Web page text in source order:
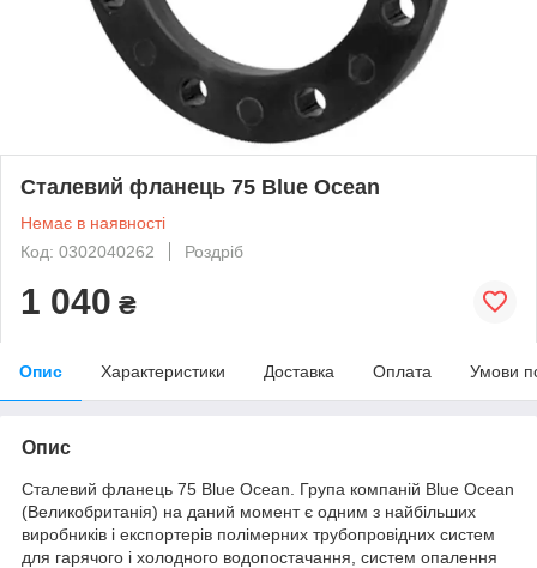
Сталевий фланець 75 Blue Ocean
Немає в наявності
Код: 0302040262
Роздріб
1 040 ₴
Опис Характеристики Доставка Оплата Умови
Опис
Сталевий фланець 75 Blue Ocean. Група компаній Blue Ocean
(Великобританія) на даний момент є одним з найбільших
виробників і експортерів полімерних трубопровідних систем
для гарячого і холодного водопостачання, систем опалення